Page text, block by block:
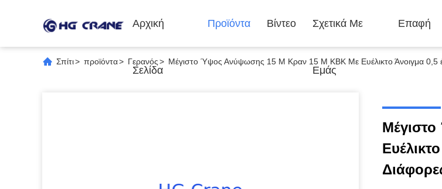
Αρχική
Σελίδα
Προϊόντα Βίντεο Σχετικά Με
Εμάς
Επαφή
Σπίτι> προϊόντα> Γερανός> Μέγιστο Ύψος Ανύψωσης 15 Μ Κραν 15 Μ KBK Με Ευέλικτο Άνοιγμα 0,5